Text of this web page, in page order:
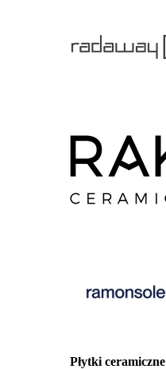
Płytki ceramiczne